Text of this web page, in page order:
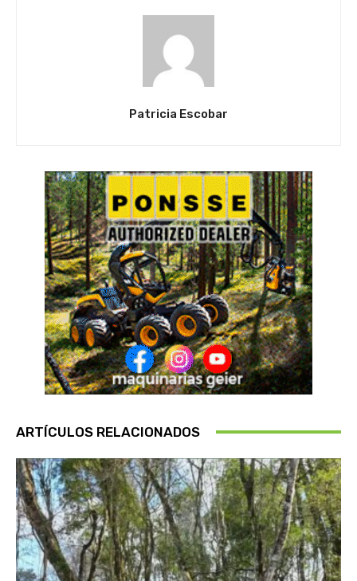
Patricia Escobar
ARTÍCULOS RELACIONADOS